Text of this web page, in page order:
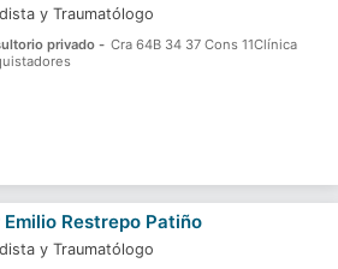
y Traumatólogo
privado - Cra 64B 34 37 Cons 11Clínica
Restrepo Patiño
y Traumatólogo